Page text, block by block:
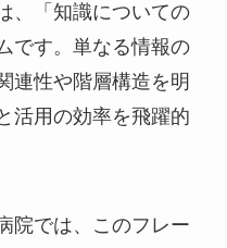
、「知識についての
です。単なる情報の
連性や階層構造を明
活用の効率を飛躍的
院では、このフレー